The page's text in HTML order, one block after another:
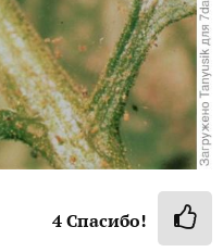
4Спасибо!